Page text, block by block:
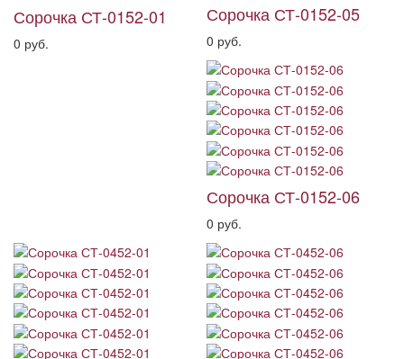
Сорочка СТ-0152-01
0 руб.
Сорочка СТ-0152-05
0 руб.
Сорочка СТ-0152-06
0 руб.